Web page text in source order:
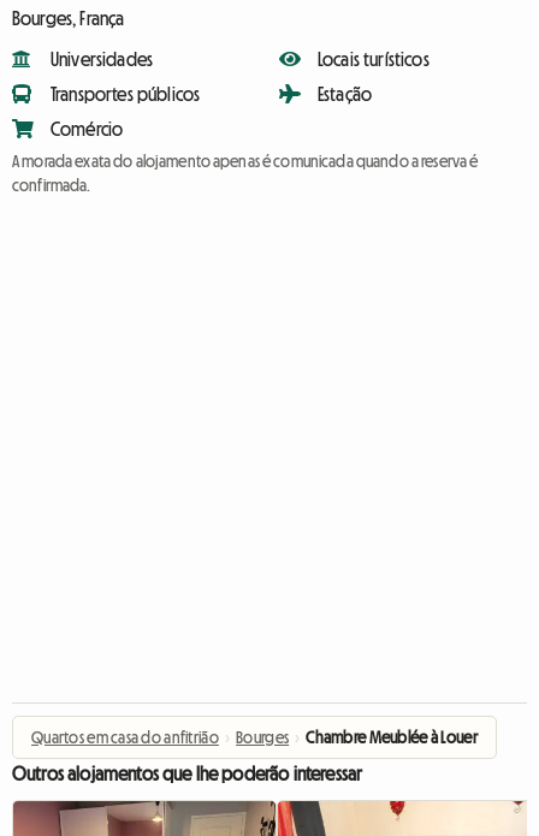
Bourges, França
Universidades
Transportes públicos
Comércio
Locais turísticos
Estação
A morada exata do alojamento apenas é comunicada quando a reserva é
confirmada.
Quartos em casa do anfitrião › Bourges › Chambre Meublée à Louer
Outros alojamentos que lhe poderão interessar